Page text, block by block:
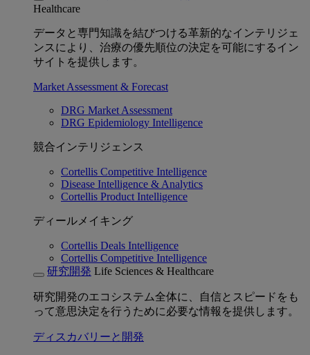
Healthcare
データと専門知識を結びつける革新的なインテリジェ
ンスにより、治療の優先順位の決定を可能にするイン
サイトを提供します。
Market Assessment & Forecast
DRG Market Assessment
DRG Epidemiology Intelligence
競合インテリジェンス
Cortellis Competitive Intelligence
Disease Intelligence & Analytics
Cortellis Product Intelligence
ディールメイキング
Cortellis Deals Intelligence
Cortellis Competitive Intelligence
研究開発 Life Sciences & Healthcare
研究開発のエコシステム全体に、自信とスピードをも
って意思決定を行うために必要な情報を提供します。
ディスカバリーと開発